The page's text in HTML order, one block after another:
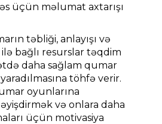
üçün məlumat axtarışı
təbliği, anlayışı və
bağlı resurslar təqdim
daha sağlam qumar
töhfə verir.
oyunlarına
və onlara daha
üçün motivasiya